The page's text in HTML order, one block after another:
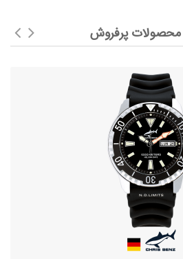
محصولات پرفروش